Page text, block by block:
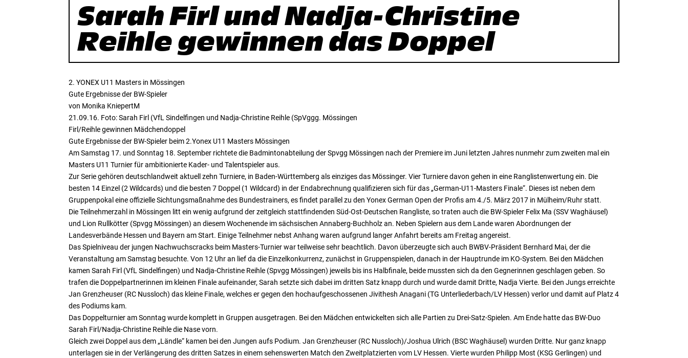
Sarah Firl und Nadja-Christine
Reihle gewinnen das Doppel
2. YONEX U11 Masters in Mössingen
Gute Ergebnisse der BW-Spieler
von Monika KniepertM
21.09.16. Foto: Sarah Firl (VfL Sindelfingen und Nadja-Christine Reihle (SpVggg. Mössingen
Firl/Reihle gewinnen Mädchendoppel
Gute Ergebnisse der BW-Spieler beim 2.Yonex U11 Masters Mössingen
Am Samstag 17. und Sonntag 18. September richtete die Badmintonabteilung der Spvgg Mössingen nach der Premiere im Juni letzten Jahres nunmehr zum zweiten mal ein
Masters U11 Turnier für ambitionierte Kader- und Talentspieler aus.
Zur Serie gehören deutschlandweit aktuell zehn Turniere, in Baden-Württemberg als einziges das Mössinger. Vier Turniere davon gehen in eine Ranglistenwertung ein. Die
besten 14 Einzel (2 Wildcards) und die besten 7 Doppel (1 Wildcard) in der Endabrechnung qualifizieren sich für das „German-U11-Masters Finale“. Dieses ist neben dem
Gruppenpokal eine offizielle Sichtungsmaßnahme des Bundestrainers, es findet parallel zu den Yonex German Open der Profis am 4./5. März 2017 in Mülheim/Ruhr statt.
Die Teilnehmerzahl in Mössingen litt ein wenig aufgrund der zeitgleich stattfindenden Süd-Ost-Deutschen Rangliste, so traten auch die BW-Spieler Felix Ma (SSV Waghäusel)
und Lion Rullkötter (Spvgg Mössingen) an diesem Wochenende im sächsischen Annaberg-Buchholz an. Neben Spielern aus dem Lande waren Abordnungen der
Landesverbände Hessen und Bayern am Start. Einige Teilnehmer nebst Anhang waren aufgrund langer Anfahrt bereits am Freitag angereist.
Das Spielniveau der jungen Nachwuchscracks beim Masters-Turnier war teilweise sehr beachtlich. Davon überzeugte sich auch BWBV-Präsident Bernhard Mai, der die
Veranstaltung am Samstag besuchte. Von 12 Uhr an lief da die Einzelkonkurrenz, zunächst in Gruppenspielen, danach in der Hauptrunde im KO-System. Bei den Mädchen
kamen Sarah Firl (VfL Sindelfingen) und Nadja-Christine Reihle (Spvgg Mössingen) jeweils bis ins Halbfinale, beide mussten sich da den Gegnerinnen geschlagen geben. So
trafen die Doppelpartnerinnen im kleinen Finale aufeinander, Sarah setzte sich dabei im dritten Satz knapp durch und wurde damit Dritte, Nadja Vierte. Bei den Jungs erreichte
Jan Grenzheuser (RC Nussloch) das kleine Finale, welches er gegen den hochaufgeschossenen Jivithesh Anagani (TG Unterliederbach/LV Hessen) verlor und damit auf Platz 4
des Podiums kam.
Das Doppelturnier am Sonntag wurde komplett in Gruppen ausgetragen. Bei den Mädchen entwickelten sich alle Partien zu Drei-Satz-Spielen. Am Ende hatte das BW-Duo
Sarah Firl/Nadja-Christine Reihle die Nase vorn.
Gleich zwei Doppel aus dem „Ländle“ kamen bei den Jungen aufs Podium. Jan Grenzheuser (RC Nussloch)/Joshua Ulrich (BSC Waghäusel) wurden Dritte. Nur ganz knapp
unterlagen sie in der Verlängerung des dritten Satzes in einem sehenswerten Match den Zweitplatzierten vom LV Hessen. Vierte wurden Philipp Most (KSG Gerlingen) und